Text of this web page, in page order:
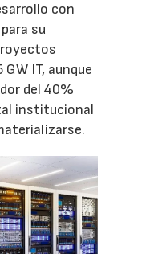
con
su
IT, aunque
del 40%
institucional